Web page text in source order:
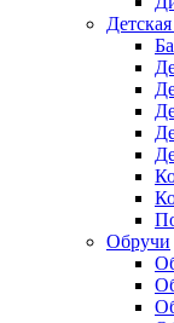
Обручи